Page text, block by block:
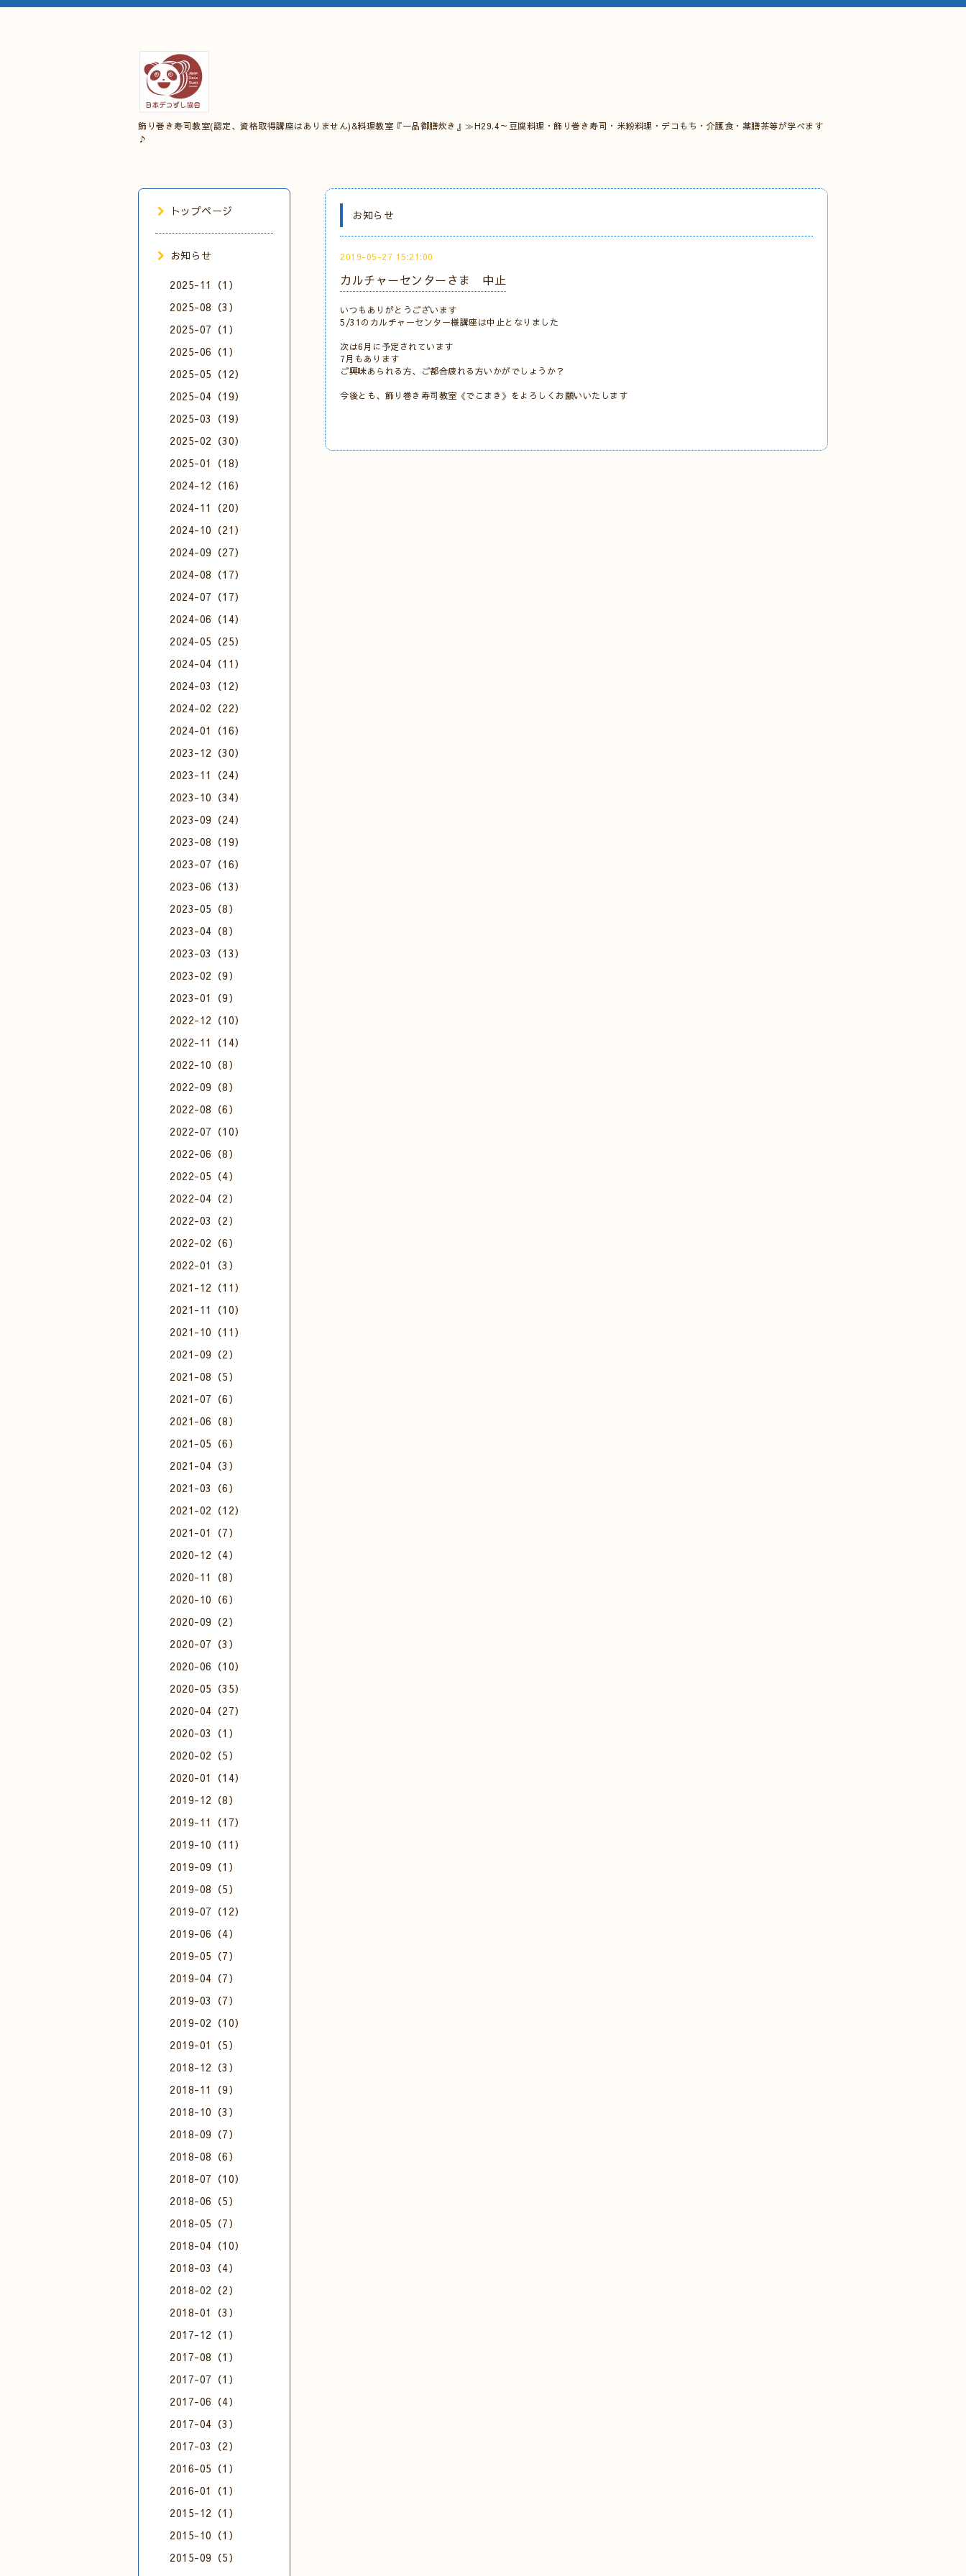
飾り巻き寿司教室(認定、資格取得講座はありません)&料理教室『一品御膳炊き』≫H29.4～豆腐料理・飾り巻き寿司・米粉料理・デコもち・介護食・薬膳茶等が学べます
♪
お知らせ
2019-05-27 15:21:00
カルチャーセンターさま 中止
いつもありがとうございます
5/31のカルチャーセンター様講座は中止となりました
次は6月に予定されています
7月もあります
ご興味あられる方、ご都合疲れる方いかがでしょうか？
今後とも、飾り巻き寿司教室《でこまき》をよろしくお願いいたします
トップページ
お知らせ
2025-11（1）
2025-08（3）
2025-07（1）
2025-06（1）
2025-05（12）
2025-04（19）
2025-03（19）
2025-02（30）
2025-01（18）
2024-12（16）
2024-11（20）
2024-10（21）
2024-09（27）
2024-08（17）
2024-07（17）
2024-06（14）
2024-05（25）
2024-04（11）
2024-03（12）
2024-02（22）
2024-01（16）
2023-12（30）
2023-11（24）
2023-10（34）
2023-09（24）
2023-08（19）
2023-07（16）
2023-06（13）
2023-05（8）
2023-04（8）
2023-03（13）
2023-02（9）
2023-01（9）
2022-12（10）
2022-11（14）
2022-10（8）
2022-09（8）
2022-08（6）
2022-07（10）
2022-06（8）
2022-05（4）
2022-04（2）
2022-03（2）
2022-02（6）
2022-01（3）
2021-12（11）
2021-11（10）
2021-10（11）
2021-09（2）
2021-08（5）
2021-07（6）
2021-06（8）
2021-05（6）
2021-04（3）
2021-03（6）
2021-02（12）
2021-01（7）
2020-12（4）
2020-11（8）
2020-10（6）
2020-09（2）
2020-07（3）
2020-06（10）
2020-05（35）
2020-04（27）
2020-03（1）
2020-02（5）
2020-01（14）
2019-12（8）
2019-11（17）
2019-10（11）
2019-09（1）
2019-08（5）
2019-07（12）
2019-06（4）
2019-05（7）
2019-04（7）
2019-03（7）
2019-02（10）
2019-01（5）
2018-12（3）
2018-11（9）
2018-10（3）
2018-09（7）
2018-08（6）
2018-07（10）
2018-06（5）
2018-05（7）
2018-04（10）
2018-03（4）
2018-02（2）
2018-01（3）
2017-12（1）
2017-08（1）
2017-07（1）
2017-06（4）
2017-04（3）
2017-03（2）
2016-05（1）
2016-01（1）
2015-12（1）
2015-10（1）
2015-09（5）